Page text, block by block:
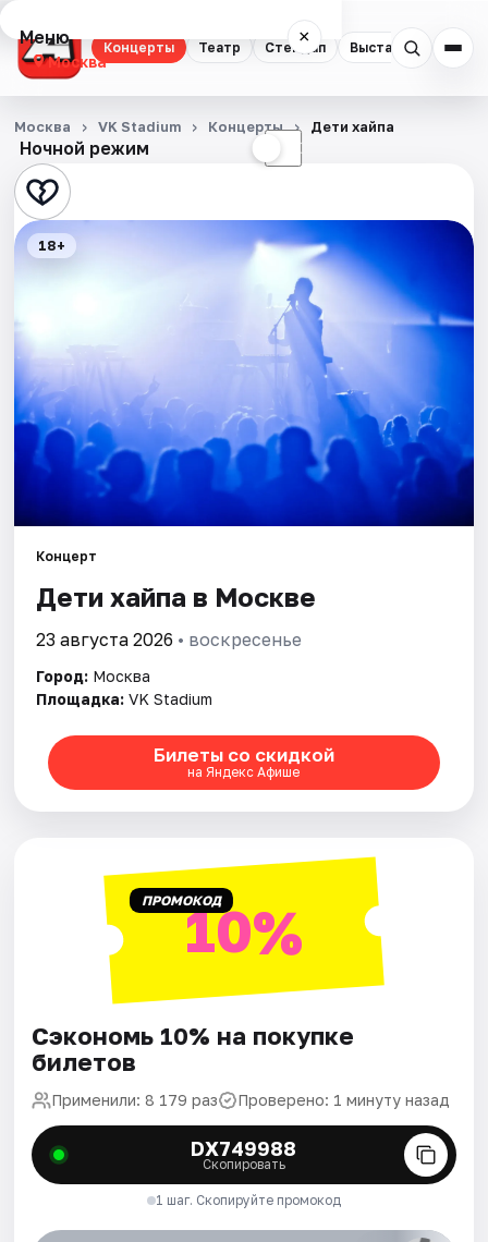
Концерты Театр Стендап Выставки
Меню ×
Москва
Концерты
Театр
Стендап
Квесты
Экскурсии
Спорт
События
Площадки
Артисты
Рейтинги
Ночной режим ☾
Москва VK Stadium Концерты Дети хайпа
18+
Концерт
Дети хайпа в Москве
23 августа 2026 • воскресенье
Город: Москва
Площадка: VK Stadium
Билеты со скидкой
на Яндекс Афише
ПРОМОКОД10%
Сэкономь 10% на покупке
билетов
Применили: 8 179 раз Проверено: 1 минуту назад
DX749988
Скопировать
1 шаг. Скопируйте промокод